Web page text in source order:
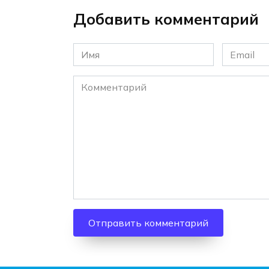
Добавить комментарий
Имя
*
Email
*
Комментарий